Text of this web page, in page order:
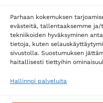
Parhaan kokemuksen
evästeitä, tallentaaksemme
tekniikoiden hyväksyminen
tietoja, kuten
sivustolla. Suostumuksen
haitallisesti tiettyihin
Hallinnoi palveluita
Postnord
Tilaa uutiskirje ja saat